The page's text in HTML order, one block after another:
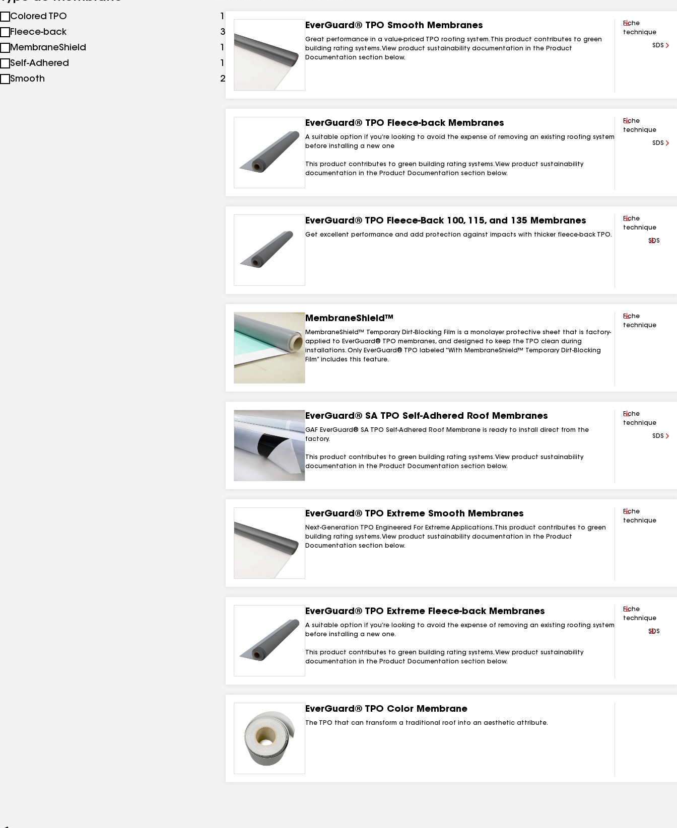
Colored TPO 1
results
Fleece-back
3 results
MembraneShield
1
results
Self-Adhered
1
Smooth
2
EverGuard® TPO Smooth Membranes
Great performance in a value-priced TPO roofing system. This product contributes to green
building rating systems. View product sustainability documentation in the Product
Documentation section below.
Télécharger
Fiche
technique
SDS
EverGuard® TPO Fleece-back Membranes
A suitable option if you’re looking to avoid the expense of removing an existing roofing system
before installing a new one
This product contributes to green building rating systems. View product sustainability
documentation in the Product Documentation section below.
Télécharger
Fiche
technique
SDS
EverGuard® TPO Fleece‑Back 100, 115, and 135 Membranes
Get excellent performance and add protection against impacts with thicker fleece-back TPO.
Télécharger
Fiche
technique
SDS
MembraneShield™
MembraneShield™ Temporary Dirt-Blocking Film is a monolayer protective sheet that is factory-
applied to EverGuard® TPO membranes, and designed to keep the TPO clean during
installations. Only EverGuard® TPO labeled “With MembraneShield™ Temporary Dirt-Blocking
Film” includes this feature.
Télécharger
Fiche
technique
EverGuard® SA TPO Self-Adhered Roof Membranes
GAF EverGuard® SA TPO Self-Adhered Roof Membrane is ready to install direct from the
factory.
This product contributes to green building rating systems. View product sustainability
documentation in the Product Documentation section below.
Télécharger
Fiche
technique
SDS
EverGuard® TPO Extreme Smooth Membranes
Next-Generation TPO Engineered For Extreme Applications. This product contributes to green
building rating systems. View product sustainability documentation in the Product
Documentation section below.
Télécharger
Fiche
technique
EverGuard® TPO Extreme Fleece-back Membranes
A suitable option if you’re looking to avoid the expense of removing an existing roofing system
before installing a new one.
This product contributes to green building rating systems. View product sustainability
documentation in the Product Documentation section below.
Télécharger
Fiche
technique
SDS
EverGuard® TPO Color Membrane
The TPO that can transform a traditional roof into an aesthetic attribute.